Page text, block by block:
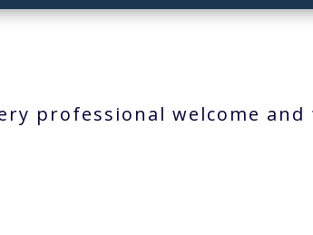
professional welcome